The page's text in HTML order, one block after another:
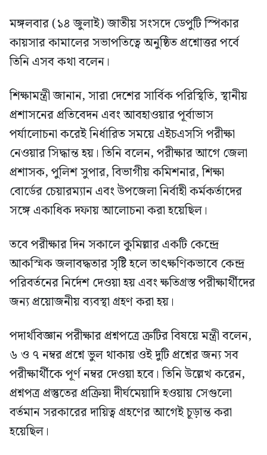
মঙ্গলবার (১৪ জুলাই) জাতীয় সংসদে ডেপুটি স্পিকার
কায়সার কামালের সভাপতিত্বে অনুষ্ঠিত প্রশ্নোত্তর পর্বে
তিনি এসব কথা বলেন।
শিক্ষামন্ত্রী জানান, সারা দেশের সার্বিক পরিস্থিতি, স্থানীয়
প্রশাসনের প্রতিবেদন এবং আবহাওয়ার পূর্বাভাস
পর্যালোচনা করেই নির্ধারিত সময়ে এইচএসসি পরীক্ষা
নেওয়ার সিদ্ধান্ত হয়। তিনি বলেন, পরীক্ষার আগে জেলা
প্রশাসক, পুলিশ সুপার, বিভাগীয় কমিশনার, শিক্ষা
বোর্ডের চেয়ারম্যান এবং উপজেলা নির্বাহী কর্মকর্তাদের
সঙ্গে একাধিক দফায় আলোচনা করা হয়েছিল।
তবে পরীক্ষার দিন সকালে কুমিল্লার একটি কেন্দ্রে
আকস্মিক জলাবদ্ধতার সৃষ্টি হলে তাৎক্ষণিকভাবে কেন্দ্র
পরিবর্তনের নির্দেশ দেওয়া হয় এবং ক্ষতিগ্রস্ত পরীক্ষার্থীদের
জন্য প্রয়োজনীয় ব্যবস্থা গ্রহণ করা হয়।
পদার্থবিজ্ঞান পরীক্ষার প্রশ্নপত্রে ত্রুটির বিষয়ে মন্ত্রী বলেন,
৬ ও ৭ নম্বর প্রশ্নে ভুল থাকায় ওই দুটি প্রশ্নের জন্য সব
পরীক্ষার্থীকে পূর্ণ নম্বর দেওয়া হবে। তিনি উল্লেখ করেন,
প্রশ্নপত্র প্রস্তুতের প্রক্রিয়া দীর্ঘমেয়াদি হওয়ায় সেগুলো
বর্তমান সরকারের দায়িত্ব গ্রহণের আগেই চূড়ান্ত করা
হয়েছিল।